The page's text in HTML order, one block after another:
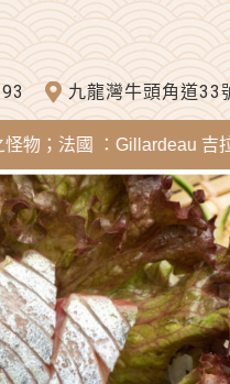
九龍灣牛頭角道33
：Gillardeau 吉拉多